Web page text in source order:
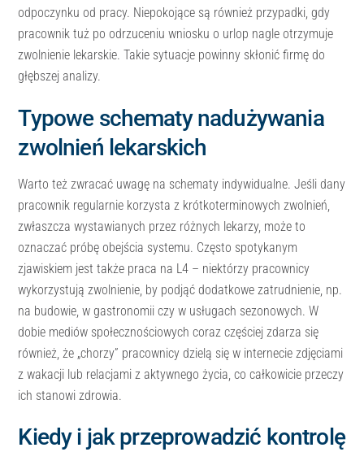
odpoczynku od pracy. Niepokojące są również przypadki, gdy
pracownik tuż po odrzuceniu wniosku o urlop nagle otrzymuje
zwolnienie lekarskie. Takie sytuacje powinny skłonić firmę do
głębszej analizy.
Typowe schematy nadużywania
zwolnień lekarskich
Warto też zwracać uwagę na schematy indywidualne. Jeśli dany
pracownik regularnie korzysta z krótkoterminowych zwolnień,
zwłaszcza wystawianych przez różnych lekarzy, może to
oznaczać próbę obejścia systemu. Często spotykanym
zjawiskiem jest także praca na L4 – niektórzy pracownicy
wykorzystują zwolnienie, by podjąć dodatkowe zatrudnienie, np.
na budowie, w gastronomii czy w usługach sezonowych. W
dobie mediów społecznościowych coraz częściej zdarza się
również, że „chorzy” pracownicy dzielą się w internecie zdjęciami
z wakacji lub relacjami z aktywnego życia, co całkowicie przeczy
ich stanowi zdrowia.
Kiedy i jak przeprowadzić kontrolę